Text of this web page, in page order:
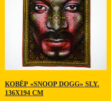
КОВЁР «SNOOP DOGG» SLY.
136Х194 СМ